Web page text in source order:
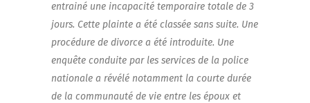
entrai­né une inca­pa­ci­té tem­po­raire totale de 3
jours. Cette plainte a été clas­sée sans suite. Une
pro­cé­dure de divorce a été intro­duite. Une
enquête conduite par les ser­vices de la police
natio­nale a révé­lé notam­ment la courte durée
de la com­mu­nau­té de vie entre les époux et